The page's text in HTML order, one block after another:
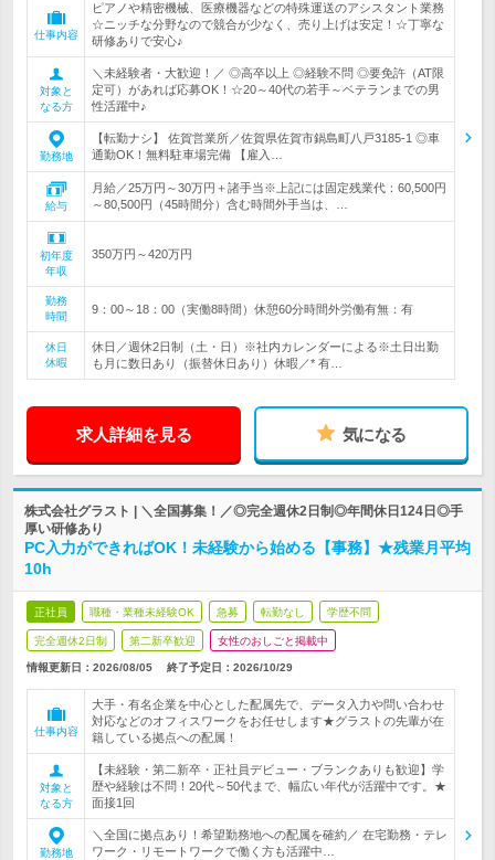
仕事内容
ピアノや精密機械、医療機器などの特殊運送のアシスタント業務
☆ニッチな分野なので競合が少なく、売り上げは安定！☆丁寧な
研修ありで安心♪
対象と
なる方
＼未経験者・大歓迎！／ ◎高卒以上 ◎経験不問 ◎要免許（AT限
定可）があれば応募OK！☆20～40代の若手～ベテランまでの男
性活躍中♪
勤務地
【転勤ナシ】 佐賀営業所／佐賀県佐賀市鍋島町八戸3185‐1 ◎車
通勤OK！無料駐車場完備 【雇入…
給与
月給／25万円～30万円＋諸手当※上記には固定残業代：60,500円
～80,500円（45時間分）含む時間外手当は、…
初年度
年収
350万円～420万円
勤務
時間
9：00～18：00（実働8時間）休憩60分時間外労働有無：有
休日
休暇
休日／週休2日制（土・日）※社内カレンダーによる※土日出勤
も月に数日あり（振替休日あり）休暇／* 有…
求人詳細を見る 気になる
株式会社グラスト | ＼全国募集！／◎完全週休2日制◎年間休日124日◎手
厚い研修あり
PC入力ができればOK！未経験から始める【事務】★残業月平均
10h
正社員 職種・業種未経験OK 急募 転勤なし 学歴不問
完全週休2日制 第二新卒歓迎 女性のおしごと掲載中
情報更新日：2026/08/05 終了予定日： 2026/10/29
仕事内容
大手・有名企業を中心とした配属先で、データ入力や問い合わせ
対応などのオフィスワークをお任せします★グラストの先輩が在
籍している拠点への配属！
対象と
なる方
【未経験・第二新卒・正社員デビュー・ブランクありも歓迎】学
歴や経験は不問！20代～50代まで、幅広い年代が活躍中です。★
面接1回
勤務地
＼全国に拠点あり！希望勤務地への配属を確約／ 在宅勤務・テレ
ワーク・リモートワークで働く方も活躍中…